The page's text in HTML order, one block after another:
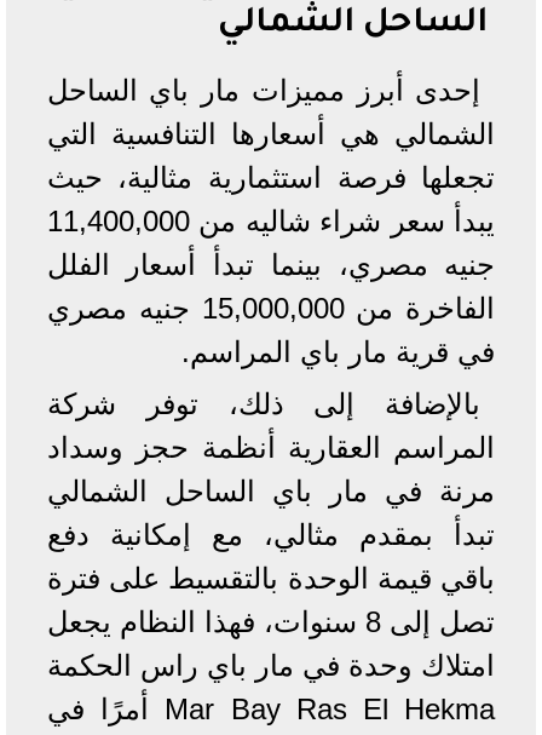
الساحل الشمالي
إحدى أبرز مميزات مار باي الساحل
الشمالي هي أسعارها التنافسية التي
تجعلها فرصة استثمارية مثالية، حيث
يبدأ سعر شراء شاليه من 11,400,000
جنيه مصري، بينما تبدأ أسعار الفلل
الفاخرة من 15,000,000 جنيه مصري
في قرية مار باي المراسم.
بالإضافة إلى ذلك، توفر شركة
المراسم العقارية أنظمة حجز وسداد
مرنة في مار باي الساحل الشمالي
تبدأ بمقدم مثالي، مع إمكانية دفع
باقي قيمة الوحدة بالتقسيط على فترة
تصل إلى 8 سنوات، فهذا النظام يجعل
امتلاك وحدة في مار باي راس الحكمة
Mar Bay Ras El Hekma أمرًا في